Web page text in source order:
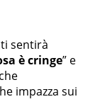
sentirà
è cringe” e
impazza sui